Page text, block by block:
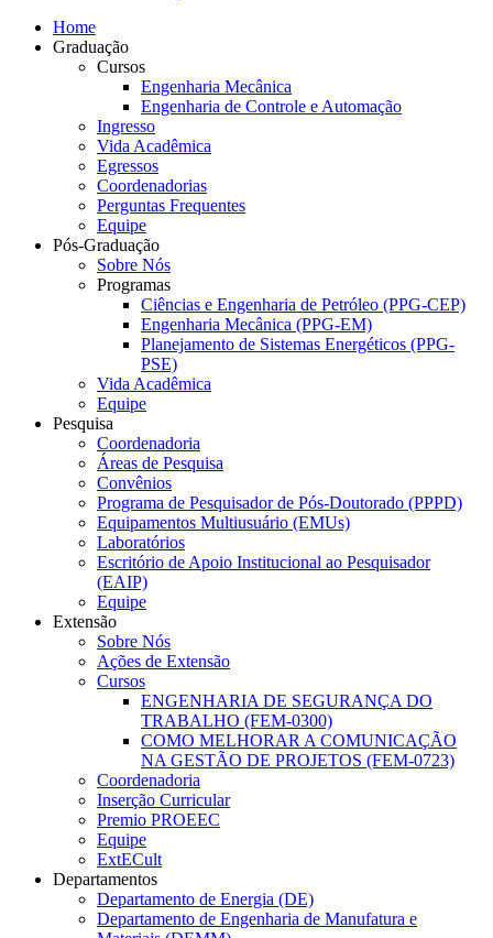
Home
Graduação
Cursos
Engenharia Mecânica
Engenharia de Controle e Automação
Ingresso
Vida Acadêmica
Egressos
Coordenadorias
Perguntas Frequentes
Equipe
Pós-Graduação
Sobre Nós
Programas
Ciências e Engenharia de Petróleo (PPG-CEP)
Engenharia Mecânica (PPG-EM)
Planejamento de Sistemas Energéticos (PPG-
PSE)
Vida Acadêmica
Equipe
Pesquisa
Coordenadoria
Áreas de Pesquisa
Convênios
Programa de Pesquisador de Pós-Doutorado (PPPD)
Equipamentos Multiusuário (EMUs)
Laboratórios
Escritório de Apoio Institucional ao Pesquisador
(EAIP)
Equipe
Extensão
Sobre Nós
Ações de Extensão
Cursos
ENGENHARIA DE SEGURANÇA DO
TRABALHO (FEM-0300)
COMO MELHORAR A COMUNICAÇÃO
NA GESTÃO DE PROJETOS (FEM-0723)
Coordenadoria
Inserção Curricular
Premio PROEEC
Equipe
ExtECult
Departamentos
Departamento de Energia (DE)
Departamento de Engenharia de Manufatura e